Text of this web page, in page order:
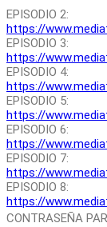
EPISODIO 2:
https://
EPISODIO 3:
https://
EPISODIO 4:
https://
EPISODIO 5:
https://
EPISODIO 6:
https://
EPISODIO 7:
https://
EPISODIO 8:
https://
CONTRASEÑA